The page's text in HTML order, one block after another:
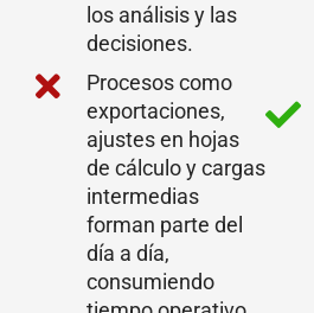
los análisis y las
decisiones.
Procesos como
exportaciones,
ajustes en hojas
de cálculo y cargas
intermedias
forman parte del
día a día,
consumiendo